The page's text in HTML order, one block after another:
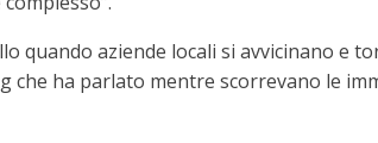
quando aziende locali si avvicinano e
ha parlato mentre scorrevano le